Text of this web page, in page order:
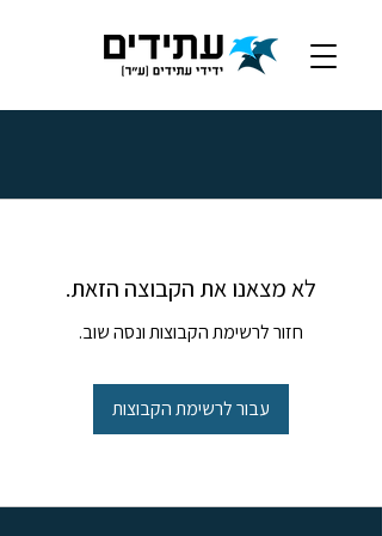
לא מצאנו את הקבוצה הזאת.
חזור לרשימת הקבוצות ונסה שוב.
עבור לרשימת הקבוצות